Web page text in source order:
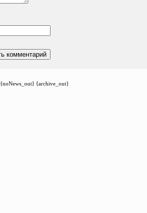
{noNews_out} {archive_out}